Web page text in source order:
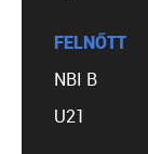
FELNŐTT
NBI B
U21